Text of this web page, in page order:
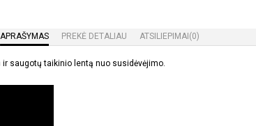
APRAŠYMAS PREKĖ DETALIAU ATSILIEPIMAI (0)
saugotų taikinio lentą nuo susidėvėjimo.